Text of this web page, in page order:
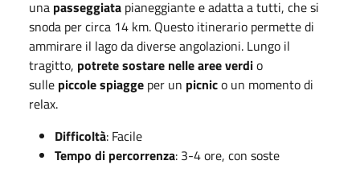
una passeggiata pianeggiante e adatta a tutti, che si
snoda per circa 14 km. Questo itinerario permette di
ammirare il lago da diverse angolazioni. Lungo il
tragitto, potrete sostare nelle aree verdio
sulle piccole spiagge per un picnico un momento di
relax.
Difficoltà: Facile
Tempo di percorrenza: 3-4 ore, con soste